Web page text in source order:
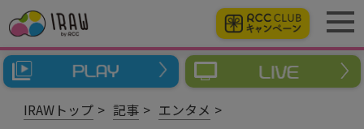
IRAWトップ 記事 エンタメ